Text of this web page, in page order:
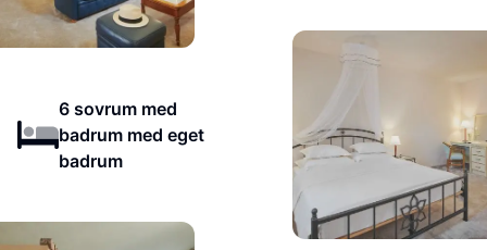
6 sovrum med
badrum med eget
badrum